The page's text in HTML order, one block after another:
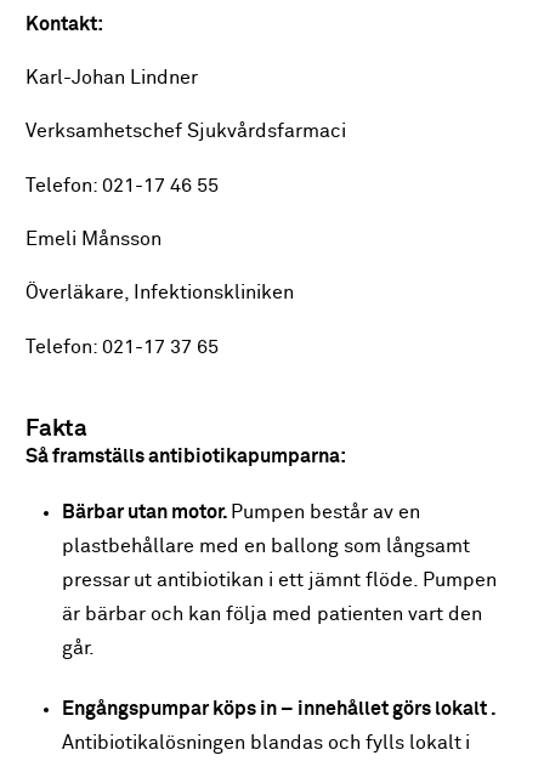
Kontakt:
Karl-Johan Lindner
Verksamhetschef Sjukvårdsfarmaci
Telefon: 021-17 46 55
Emeli Månsson
Överläkare, Infektionskliniken
Telefon: 021-17 37 65
Fakta
Så framställs antibiotikapumparna:
Bärbar utan motor. Pumpen består av en
plastbehållare med en ballong som långsamt
pressar ut antibiotikan i ett jämnt flöde. Pumpen
är bärbar och kan följa med patienten vart den
går.
Engångspumpar köps in – innehållet görs lokalt .
Antibiotikalösningen blandas och fylls lokalt i